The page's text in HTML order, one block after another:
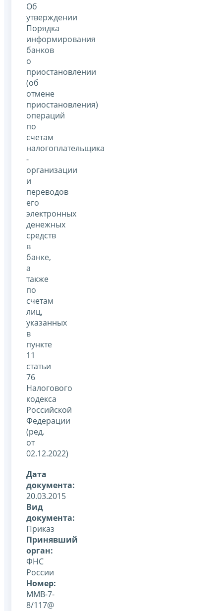
Об
утверждении
Порядка
информирования
банков
о
приостановлении
(об
отмене
приостановления)
операций
по
счетам
налогоплательщика
-
организации
и
переводов
его
электронных
денежных
средств
в
банке,
а
также
по
счетам
лиц,
указанных
в
пункте
11
статьи
76
Налогового
кодекса
Российской
Федерации
(ред.
от
02.12.2022)
Дата
документа:
20.03.2015
Вид
документа:
Приказ
Принявший
орган:
ФНС
России
Номер:
ММВ-7-
8/117@